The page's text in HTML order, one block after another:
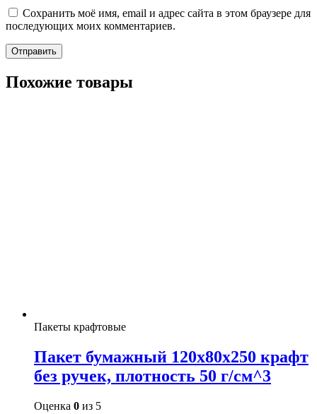
Сохранить моё имя, email и адрес сайта в этом браузере для
последующих моих комментариев.
Похожие товары
Пакеты крафтовые
Пакет бумажный 120х80х250 крафт
без ручек, плотность 50 г/см^3
Оценка 0 из 5